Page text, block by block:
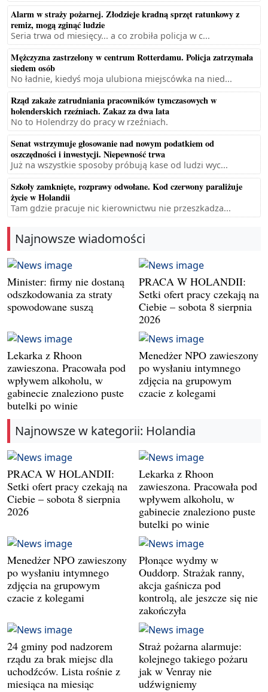
Alarm w straży pożarnej. Złodzieje kradną sprzęt ratunkowy z
remiz, mogą zginąć ludzie
Seria trwa od miesięcy... a co zrobiła policja w c...
Mężczyzna zastrzelony w centrum Rotterdamu. Policja zatrzymała
siedem osób
No ładnie, kiedyś moja ulubiona miejscówka na nied...
Rząd zakaże zatrudniania pracowników tymczasowych w
holenderskich rzeźniach. Zakaz za dwa lata
No to Holendrzy do pracy w rzeźniach.
Senat wstrzymuje głosowanie nad nowym podatkiem od
oszczędności i inwestycji. Niepewność trwa
Już na wszystkie sposoby próbują kase od ludzi wyc...
Szkoły zamknięte, rozprawy odwołane. Kod czerwony paraliżuje
życie w Holandii
Tam gdzie pracuje nic kierownictwu nie przeszkadza...
Najnowsze wiadomości
Minister: firmy nie dostaną
odszkodowania za straty
spowodowane suszą
PRACA W HOLANDII:
Setki ofert pracy czekają na
Ciebie – sobota 8 sierpnia
2026
Lekarka z Rhoon
zawieszona. Pracowała pod
wpływem alkoholu, w
gabinecie znaleziono puste
butelki po winie
Menedżer NPO zawieszony
po wysłaniu intymnego
zdjęcia na grupowym
czacie z kolegami
Najnowsze w kategorii: Holandia
PRACA W HOLANDII:
Setki ofert pracy czekają na
Ciebie – sobota 8 sierpnia
2026
Lekarka z Rhoon
zawieszona. Pracowała pod
wpływem alkoholu, w
gabinecie znaleziono puste
butelki po winie
Menedżer NPO zawieszony
po wysłaniu intymnego
zdjęcia na grupowym
czacie z kolegami
Płonące wydmy w
Ouddorp. Strażak ranny,
akcja gaśnicza pod
kontrolą, ale jeszcze się nie
zakończyła
24 gminy pod nadzorem
rządu za brak miejsc dla
uchodźców. Lista rośnie z
miesiąca na miesiąc
Straż pożarna alarmuje:
kolejnego takiego pożaru
jak w Venray nie
udźwigniemy